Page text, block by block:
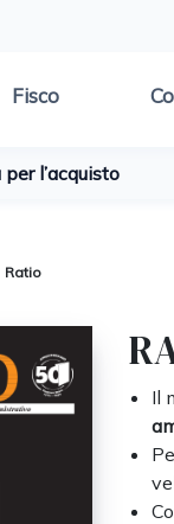
Fisco
l’acquisto
Ratio
Il